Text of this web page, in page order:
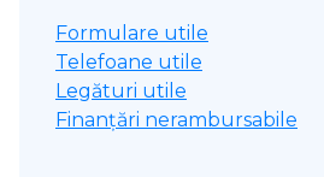
Formulare utile
Telefoane utile
Legături utile
Finanțări nerambursabile